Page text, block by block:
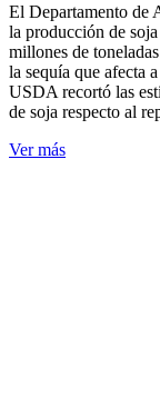
El Departamento de
la producción de
millones de
la sequía que afecta
USDA recortó las
de soja respecto al
Ver más